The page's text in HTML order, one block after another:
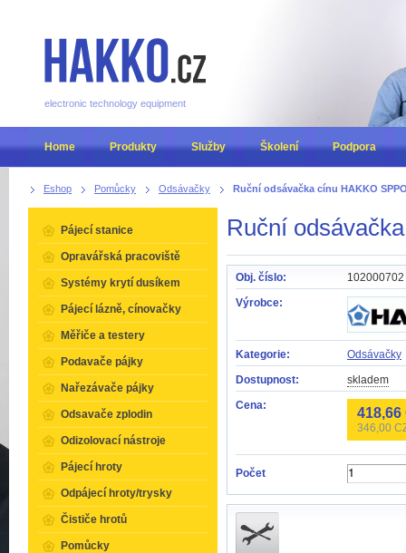
Eshop Pomůcky Odsávačky Ruční odsávačka cínu HAKKO
Ruční
Obj. číslo:
102000702
Výrobce:
Kategorie:
Odsávačky
Dostupnost:
skladem
Cena:
418,66
346,00
Počet
Pájecí stanice
Opravářská pracoviště
Systémy krytí dusíkem
Pájecí lázně, cínovačky
Měřiče a testery
Podavače pájky
Nařezávače pájky
Odsavače zplodin
Odizolovací nástroje
Pájecí hroty
Odpájecí hroty/trysky
Čističe hrotů
Pomůcky
electronic technology equipment
Home Produkty Služby Školení Podpora